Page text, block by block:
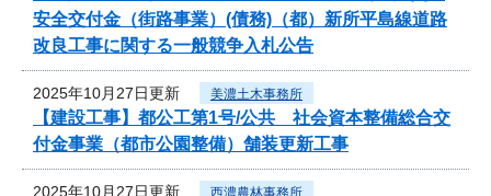
安全交付金（街路事業）(債務)（都）新所平島線道路
改良工事に関する一般競争入札公告
2025年10月27日更新 美濃土木事務所
【建設工事】都公工第1号/公共 社会資本整備総合交
付金事業（都市公園整備）舗装更新工事
2025年10月27日更新 西濃農林事務所